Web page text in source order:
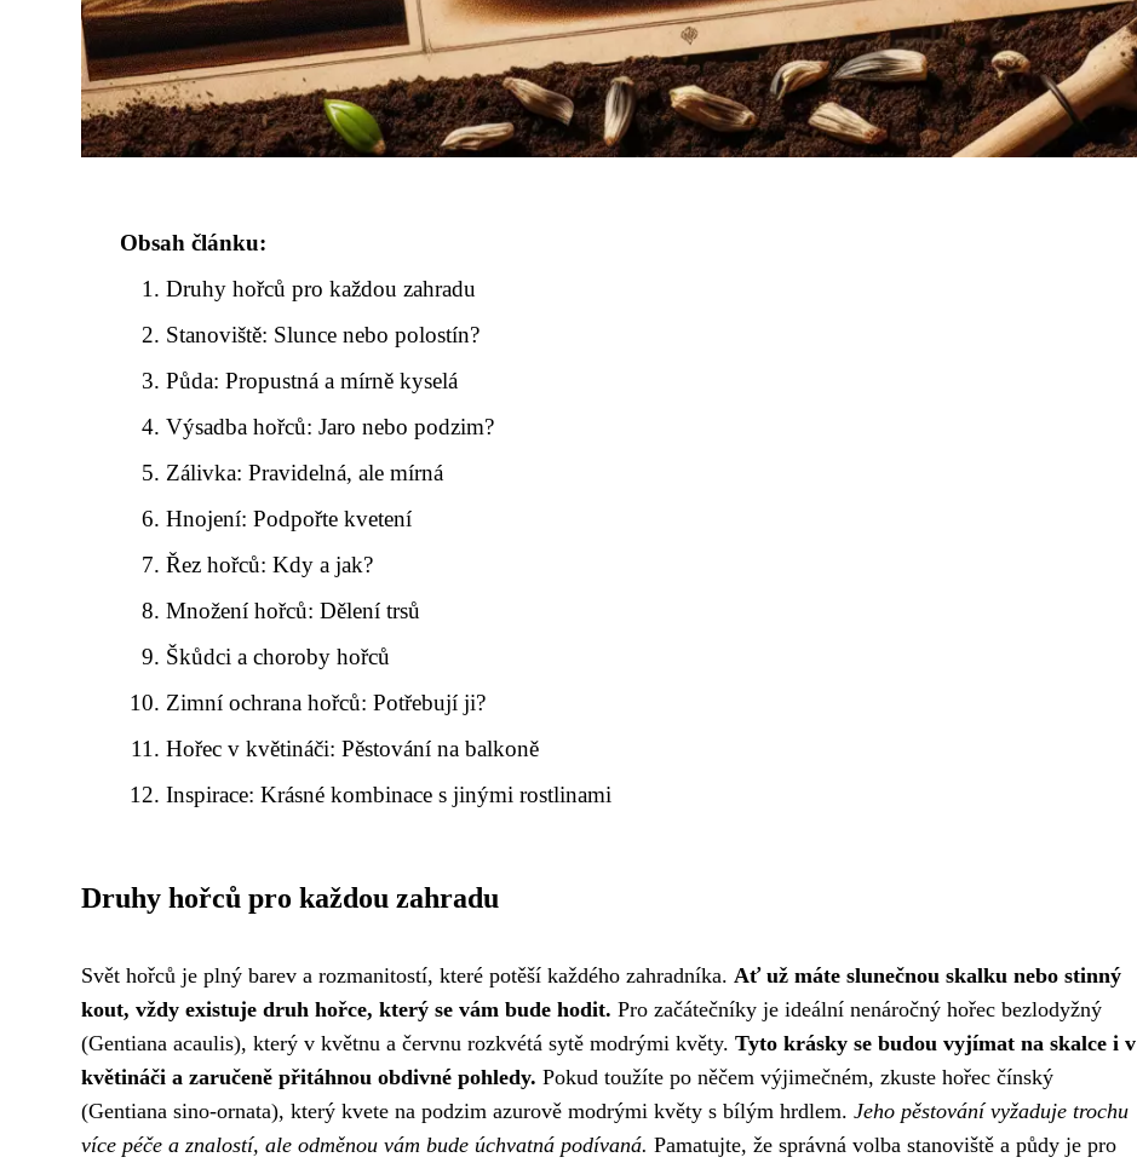
Obsah článku:
Druhy hořců pro každou zahradu
Stanoviště: Slunce nebo polostín?
Půda: Propustná a mírně kyselá
Výsadba hořců: Jaro nebo podzim?
Zálivka: Pravidelná, ale mírná
Hnojení: Podpořte kvetení
Řez hořců: Kdy a jak?
Množení hořců: Dělení trsů
Škůdci a choroby hořců
Zimní ochrana hořců: Potřebují ji?
Hořec v květináči: Pěstování na balkoně
Inspirace: Krásné kombinace s jinými rostlinami
Druhy hořců pro každou zahradu
Svět hořců je plný barev a rozmanitostí, které potěší každého zahradníka. Ať už máte slunečnou skalku nebo stinný
kout, vždy existuje druh hořce, který se vám bude hodit. Pro začátečníky je ideální nenáročný hořec bezlodyžný
(Gentiana acaulis), který v květnu a červnu rozkvétá sytě modrými květy. Tyto krásky se budou vyjímat na skalce i v
květináči a zaručeně přitáhnou obdivné pohledy. Pokud toužíte po něčem výjimečném, zkuste hořec čínský
(Gentiana sino-ornata), který kvete na podzim azurově modrými květy s bílým hrdlem. Jeho pěstování vyžaduje trochu
více péče a znalostí, ale odměnou vám bude úchvatná podívaná. Pamatujte, že správná volba stanoviště a půdy je pro